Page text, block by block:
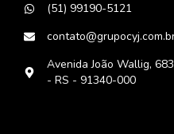
(51) 99190-5121
Avenida João Wallig,
- RS - 91340-000